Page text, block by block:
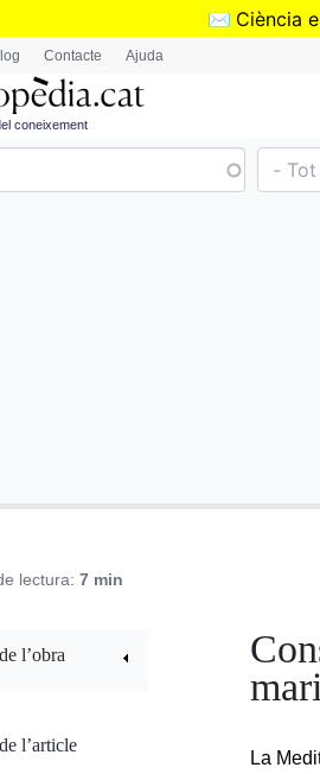
✉️ Ciència
Contacte Ajuda
coneixement
lectura: 7 min
La
l’obra
l’article